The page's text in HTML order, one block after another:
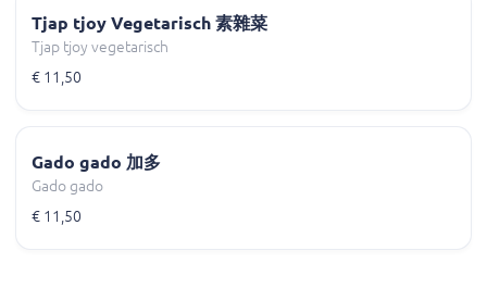
Tjap tjoy Vegetarisch 素雜菜
Tjap tjoy vegetarisch
€ 11,50
Gado gado 加多
Gado gado
€ 11,50